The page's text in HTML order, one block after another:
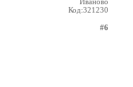
Код:321230
#6